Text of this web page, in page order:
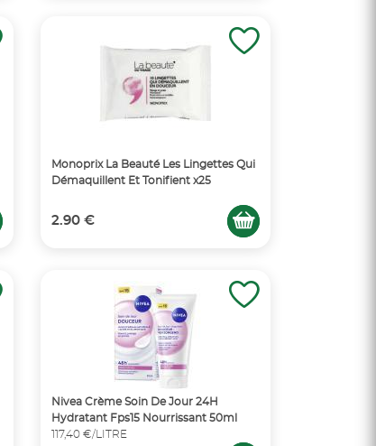
Monoprix La Beauté Les Lingettes Qui
Démaquillent Et Tonifient x25
2.90 €
Nivea Crème Soin De Jour 24H
Hydratant Fps15 Nourrissant 50ml
117,40 €/LITRE